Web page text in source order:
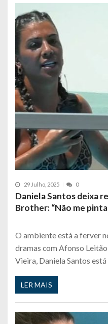
29 Julho, 2025 0
Daniela Santos deixa
Brother: “Não me
O ambiente está a ferver
dramas com Afonso
Vieira, Daniela Santos
LER MAIS